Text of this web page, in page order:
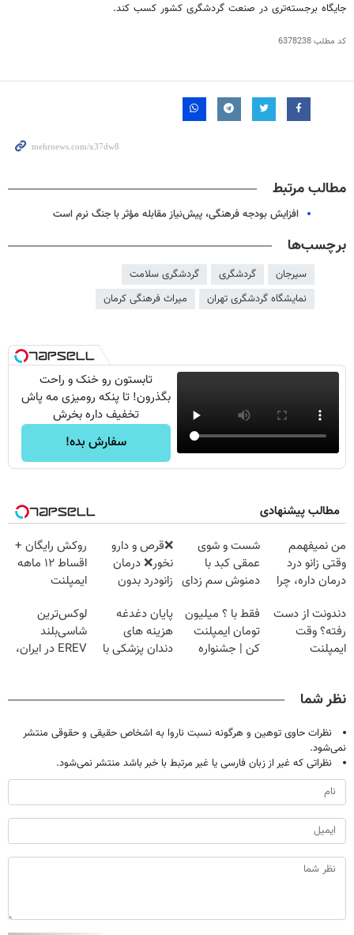
جایگاه برجسته‌تری در صنعت گردشگری کشور کسب کند.
کد مطلب6378238
مطالب مرتبط
افزایش بودجه فرهنگی، پیش‌نیاز مقابله مؤثر با جنگ نرم است
برچسب‌ها
سیرجان گردشگری
گردشگری سلامت
نمایشگاه گردشگری تهران
میراث فرهنگی کرمان
تابستون رو خنک و راحت
بگذرون! تا پنکه رومیزی مه پاش
تخفیف داره بخرش
سفارش بده!
مطالب پیشنهادی
من نمیفهمم
وقتی زانو درد
درمان داره، چرا
تحمل میکنی؟❗
شست و شوی
عمقی کبد با
دمنوش سم زدای
❌قرص‌ و دارو
نخور❌ درمان
زانودرد بدون
روکش رایگان +
اقساط ۱۲ ماهه
ایمپلنت
دندونت از دست
رفته؟ وقت
ایمپلنت
فقط با ؟ میلیون
تومان ایمپلنت
کن | جشنواره
پایان دغدغه
هزینه های
دندان پزشکی با
لوکس‌ترین
شاسی‌بلند
EREV در ایران،
نظر شما
نظرات حاوی توهین و هرگونه نسبت ناروا به اشخاص حقیقی و حقوقی منتشر
نمی‌شود.
نظراتی که غیر از زبان فارسی یا غیر مرتبط با خبر باشد منتشر نمی‌شود.